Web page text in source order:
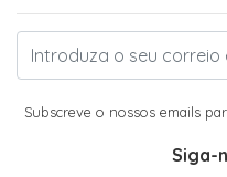
Subscreve o nossos emails
Siga-